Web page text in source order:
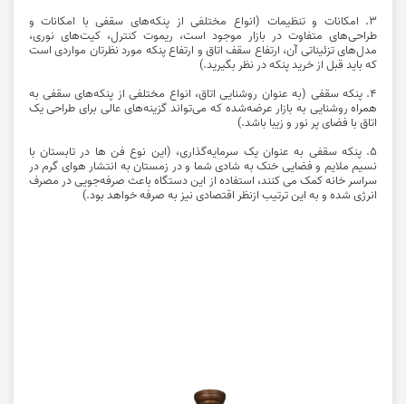
3. امکانات و تنظیمات (انواع مختلفی از پنکه‌های سقفی با امکانات و
طراحی‌های متفاوت در بازار موجود است، ریموت کنترل، کیت‌های نوری،
مدل‌های تزئیناتی آن، ارتفاع سقف اتاق و ارتفاع پنکه مورد نظرتان مواردی است
که باید قبل از خرید پنکه در نظر بگیرید.)
4. پنکه سقفی (به ‌عنوان روشنایی اتاق، انواع مختلفی از پنکه‌های سقفی به
همراه روشنایی به بازار عرضه‌شده که می‌تواند گزینه‌های عالی برای طراحی یک
اتاق با فضای پر نور و زیبا باشد.)
5. پنکه‌ سقفی به‌ عنوان یک سرمایه‌گذاری، (این نوع فن ‌ها در تابستان با
نسیم ملایم و فضایی خنک به شادی شما و در زمستان به انتشار هوای گرم در
سراسر خانه کمک می ‌کنند، استفاده از این دستگاه باعث صرفه‌جویی در مصرف
انرژی شده و به ‌این ‌ترتیب ازنظر اقتصادی نیز به‌ صرفه خواهد بود.)